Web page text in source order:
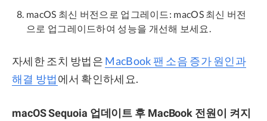
macOS 최신 버전으로 업그레이드: macOS 최신 버전
으로 업그레이드하여 성능을 개선해 보세요.
자세한 조치 방법은 MacBook 팬 소음 증가 원인과
해결 방법에서 확인하세요.
macOS Sequoia 업데이트 후 MacBook 전원이 켜지